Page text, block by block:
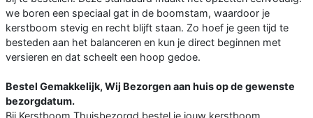
we boren een speciaal gat in de boomstam, waardoor je
kerstboom stevig en recht blijft staan. Zo hoef je geen tijd te
besteden aan het balanceren en kun je direct beginnen met
versieren en dat scheelt een hoop gedoe.
Bestel Gemakkelijk, Wij Bezorgen aan huis op de gewenste
bezorgdatum.
Bij Kerstboom Thuisbezorgd bestel je jouw kerstboom